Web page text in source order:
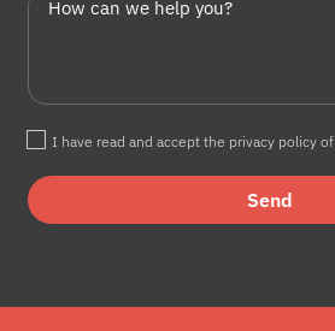
I have read and accept the privacy policy
Send